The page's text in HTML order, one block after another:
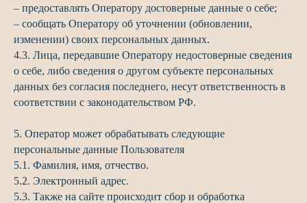
– предоставлять Оператору достоверные данные о себе;
– сообщать Оператору об уточнении (обновлении,
изменении) своих персональных данных.
4.3. Лица, передавшие Оператору недостоверные сведения
о себе, либо сведения о другом субъекте персональных
данных без согласия последнего, несут ответственность в
соответствии с законодательством РФ.
5. Оператор может обрабатывать следующие
персональные данные Пользователя
5.1. Фамилия, имя, отчество.
5.2. Электронный адрес.
5.3. Также на сайте происходит сбор и обработка